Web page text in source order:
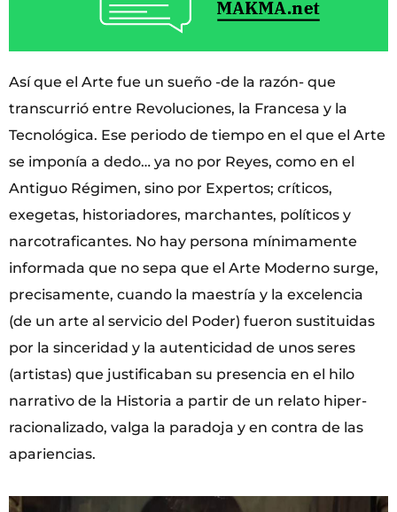
Así que el Arte fue un sueño -de la razón- que
transcurrió entre Revoluciones, la Francesa y la
Tecnológica. Ese periodo de tiempo en el que el Arte
se imponía a dedo… ya no por Reyes, como en el
Antiguo Régimen, sino por Expertos; críticos,
exegetas, historiadores, marchantes, políticos y
narcotraficantes. No hay persona mínimamente
informada que no sepa que el Arte Moderno surge,
precisamente, cuando la maestría y la excelencia
(de un arte al servicio del Poder) fueron sustituidas
por la sinceridad y la autenticidad de unos seres
(artistas) que justificaban su presencia en el hilo
narrativo de la Historia a partir de un relato hiper-
racionalizado, valga la paradoja y en contra de las
apariencias.